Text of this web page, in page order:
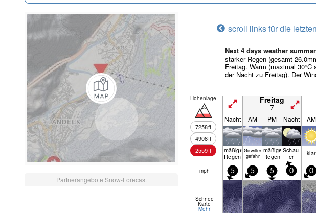
Partnerangebote Snow-Forecast
scroll links für die
Next 4 days weather
starker Regen (gesamt
Freitag. Warm (maximal
der Nacht zu Freitag). Der
Höhenlage
7258ft
4908ft
2559ft
Freitag
7
Nacht AM PM Nacht AM
mäßiger
Regen
Gewitter
gefahr
mäßiger
Regen
Schau­
er klar
mph 5 5 5 0 0
Schnee
Karte
Mehr